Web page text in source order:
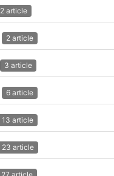
2 article
2 article
3 article
6 article
13 article
23 article